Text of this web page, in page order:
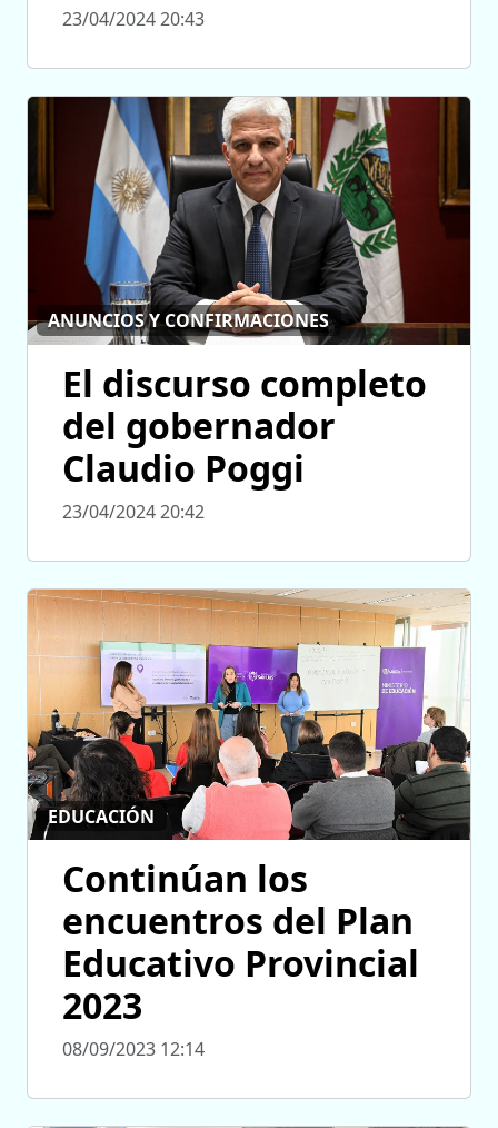
23/04/2024 20:43
ANUNCIOS Y CONFIRMACIONES
El discurso completo
del gobernador
Claudio Poggi
23/04/2024 20:42
EDUCACIÓN
Continúan los
encuentros del Plan
Educativo Provincial
2023
08/09/2023 12:14